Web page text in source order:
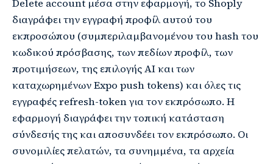
Delete account μέσα στην εφαρμογή, το Shoply
διαγράφει την εγγραφή προφίλ αυτού του
εκπροσώπου (συμπεριλαμβανομένου του hash του
κωδικού πρόσβασης, των πεδίων προφίλ, των
προτιμήσεων, της επιλογής AI και των
καταχωρημένων Expo push tokens) και όλες τις
εγγραφές refresh-token για τον εκπρόσωπο. Η
εφαρμογή διαγράφει την τοπική κατάσταση
σύνδεσής της και αποσυνδέει τον εκπρόσωπο. Οι
συνομιλίες πελατών, τα συνημμένα, τα αρχεία